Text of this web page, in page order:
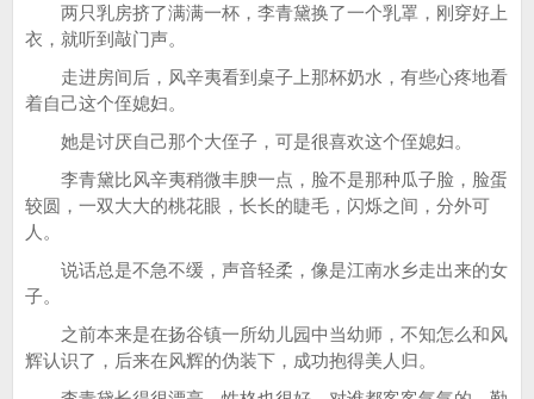
两只乳房挤了满满一杯，李青黛换了一个乳罩，刚穿好上
衣，就听到敲门声。
走进房间后，风辛夷看到桌子上那杯奶水，有些心疼地看
着自己这个侄媳妇。
她是讨厌自己那个大侄子，可是很喜欢这个侄媳妇。
李青黛比风辛夷稍微丰腴一点，脸不是那种瓜子脸，脸蛋
较圆，一双大大的桃花眼，长长的睫毛，闪烁之间，分外可
人。
说话总是不急不缓，声音轻柔，像是江南水乡走出来的女
子。
之前本来是在扬谷镇一所幼儿园中当幼师，不知怎么和风
辉认识了，后来在风辉的伪装下，成功抱得美人归。